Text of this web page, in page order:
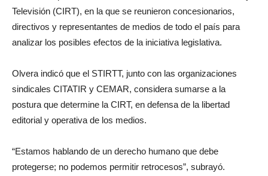
Televisión (CIRT), en la que se reunieron concesionarios,
directivos y representantes de medios de todo el país para
analizar los posibles efectos de la iniciativa legislativa.
Olvera indicó que el STIRTT, junto con las organizaciones
sindicales CITATIR y CEMAR, considera sumarse a la
postura que determine la CIRT, en defensa de la libertad
editorial y operativa de los medios.
“Estamos hablando de un derecho humano que debe
protegerse; no podemos permitir retrocesos”, subrayó.